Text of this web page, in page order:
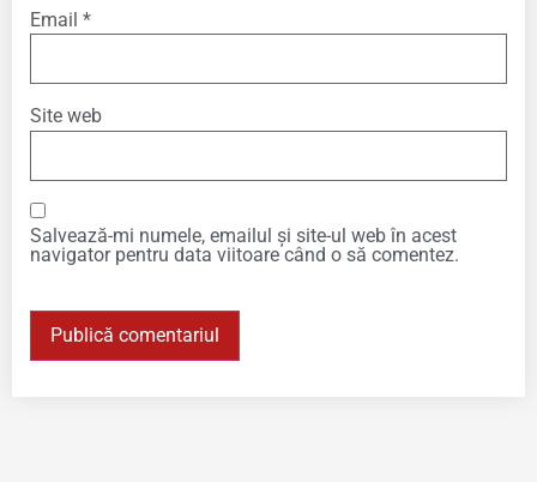
Email *
Site web
Salvează-mi numele, emailul și site-ul web în acest
navigator pentru data viitoare când o să comentez.